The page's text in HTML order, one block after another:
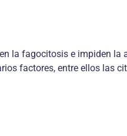
la fagocitosis e impiden la
factores, entre ellos las